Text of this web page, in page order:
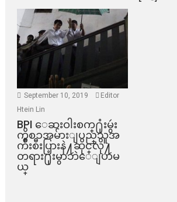
September 10, 2019
Editor
Htein Lin
BPI ​ေဆးဝါးစက္​႐ုံးမွဴး
ကိစၥအမ်ားျပည္​သူအ
က်ိဳးစီးပြားနဲ႔ဆိုင္​လို႔
တရား႐ုံးမွာဘဲေျပာမ
ယ္​